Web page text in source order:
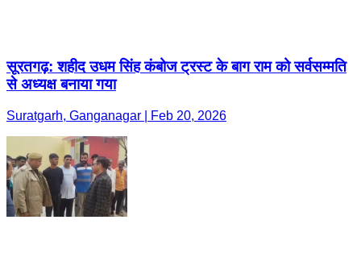
सूरतगढ़: शहीद उधम सिंह कंबोज ट्रस्ट के बाग राम को सर्वसम्मति
से अध्यक्ष बनाया गया
Suratgarh, Ganganagar | Feb 20, 2026